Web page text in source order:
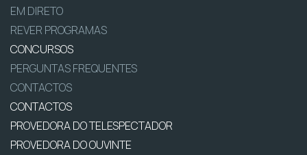
EM DIRETO
REVER PROGRAMAS
CONCURSOS
PERGUNTAS FREQUENTES
CONTACTOS
CONTACTOS
PROVEDORA DO TELESPECTADOR
PROVEDORA DO OUVINTE